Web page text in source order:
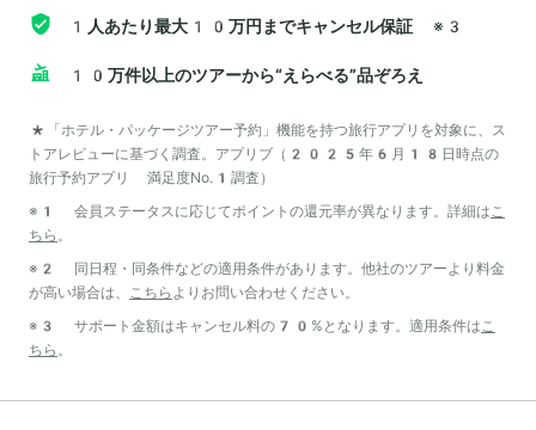
1人あたり最大10万円までキャンセル保証 ※3
10万件以上のツアーから“えらべる”品ぞろえ
*「ホテル・パッケージツアー予約」機能を持つ旅行アプリを対象に、ス
トアレビューに基づく調査。アプリブ（2025年6月18日時点の
旅行予約アプリ 満足度No.1調査）
※1 会員ステータスに応じてポイントの還元率が異なります。詳細はこ
ちら 。
※2 同日程・同条件などの適用条件があります。他社のツアーより料金
が高い場合は、 こちら よりお問い合わせください。
※3 サポート金額はキャンセル料の70%となります。適用条件はこ
ちら 。